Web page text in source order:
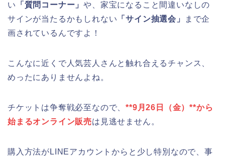
い
「質問コーナー」や、家宝になること間違いなしの
サインが当たるかもしれない 「サイン抽選会」
まで企
画されているんですよ！
こんなに近くで人気芸人さんと触れ合えるチャンス、
めったにありませんよね。
チケットは争奪戦必至なので、**9月26日（金）**から
始まるオンライン販売は見逃せません。
購入方法がLINEアカウントからと少し特別なので、事